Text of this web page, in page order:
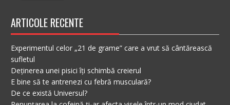
ARTICOLE RECENTE
Experimentul celor „21 de grame” care a vrut să cântărească
sufletul
Deținerea unei pisici îți schimbă creierul
E bine să te antrenezi cu febră musculară?
De ce există Universul?